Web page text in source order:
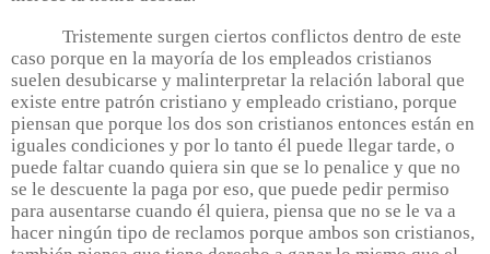
Tristemente surgen ciertos conflictos dentro de este
caso porque en la mayoría de los empleados cristianos
suelen desubicarse y malinterpretar la relación laboral que
existe entre patrón cristiano y empleado cristiano, porque
piensan que porque los dos son cristianos entonces están en
iguales condiciones y por lo tanto él puede llegar tarde, o
puede faltar cuando quiera sin que se lo penalice y que no
se le descuente la paga por eso, que puede pedir permiso
para ausentarse cuando él quiera, piensa que no se le va a
hacer ningún tipo de reclamos porque ambos son cristianos,